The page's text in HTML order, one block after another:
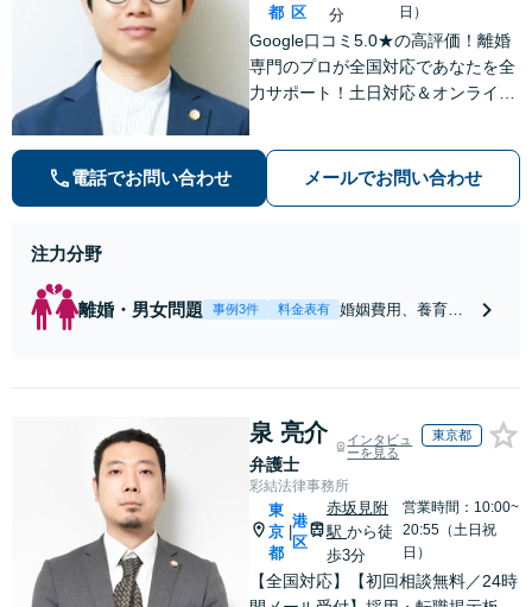
都 区
分
日）
Google口コミ5.0★の高評価！離婚
専門のプロが全国対応であなたを全
力サポート！土日対応＆オンライン
談30分無料、まずはお気軽にご相談
ください！
電話でお問い合わせ メールでお問い合わせ
注力分野
離婚・男女問題 事例3件 料金表有
婚姻費用、養育
経験がありますの
で、お困りの方は
ご相談ください
【全国からオンラ
イン相談可｜土日
祝相談可】【サブ
スクプランあり／
セカンドオピニオ
泉 亮介
弁護士
インタビュ
ーを見る
東京都
彩結法律事務所
東
京
都
港
区
赤坂見附
駅 から徒
歩3分
営業時間：10:00~
20:55（土日祝
日）
【全国対応】【初回相談無料／24時